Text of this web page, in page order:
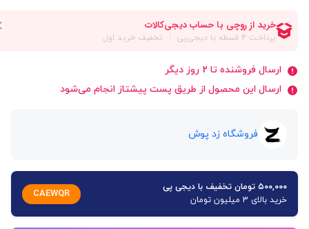
ارسال فروشنده تا 2 روز دیگر
ارسال این محصول از طریق پست پیشتاز انجام می‌شود
فروشگاه زد پوش
۵۰۰,۰۰۰ تومان تخفیف با دیجی پی
خرید بالای 3 میلیون تومان
CAEWQR